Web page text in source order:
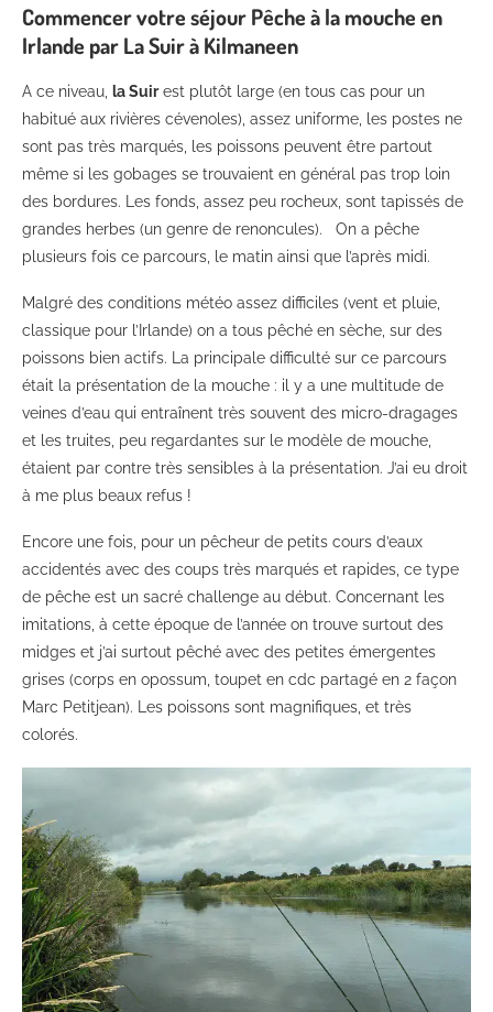
Commencer votre séjour Pêche à la mouche en
Irlande par La Suir à Kilmaneen
A ce niveau, la Suirest plutôt large (en tous cas pour un
habitué aux rivières cévenoles), assez uniforme, les postes ne
sont pas très marqués, les poissons peuvent être partout
même si les gobages se trouvaient en général pas trop loin
des bordures. Les fonds, assez peu rocheux, sont tapissés de
grandes herbes (un genre de renoncules). On a pêche
plusieurs fois ce parcours, le matin ainsi que l’après midi.
Malgré des conditions météo assez difficiles (vent et pluie,
classique pour l’Irlande) on a tous pêché en sèche, sur des
poissons bien actifs. La principale difficulté sur ce parcours
était la présentation de la mouche : il y a une multitude de
veines d’eau qui entraînent très souvent des micro-dragages
et les truites, peu regardantes sur le modèle de mouche,
étaient par contre très sensibles à la présentation. J’ai eu droit
à me plus beaux refus !
Encore une fois, pour un pêcheur de petits cours d’eaux
accidentés avec des coups très marqués et rapides, ce type
de pêche est un sacré challenge au début. Concernant les
imitations, à cette époque de l’année on trouve surtout des
midges et j’ai surtout pêché avec des petites émergentes
grises (corps en opossum, toupet en cdc partagé en 2 façon
Marc Petitjean). Les poissons sont magnifiques, et très
colorés.